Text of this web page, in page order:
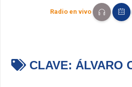
Radio en vivo
CLAVE: ÁLVARO